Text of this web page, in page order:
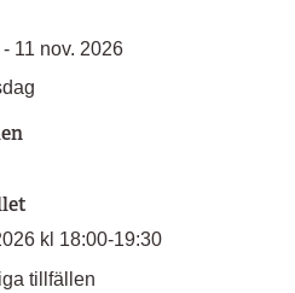
11 nov. 2026
kl 18:00-19:30
tillfällen